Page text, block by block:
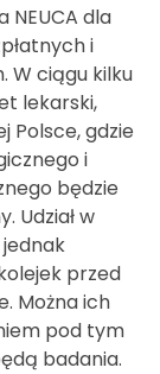
dla
i
W ciągu kilku
lekarski,
Polsce, gdzie
i
będzie
Udział w
przed
Można ich
pod tym
badania.